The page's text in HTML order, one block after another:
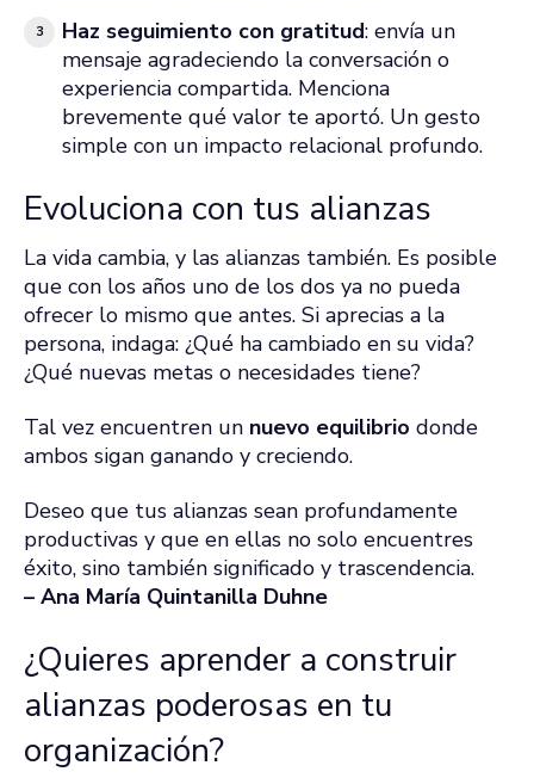
Haz seguimiento con gratitud: envía un
mensaje agradeciendo la conversación o
experiencia compartida. Menciona
brevemente qué valor te aportó. Un gesto
simple con un impacto relacional profundo.
Evoluciona con tus alianzas
La vida cambia, y las alianzas también. Es posible
que con los años uno de los dos ya no pueda
ofrecer lo mismo que antes. Si aprecias a la
persona, indaga: ¿Qué ha cambiado en su vida?
¿Qué nuevas metas o necesidades tiene?
Tal vez encuentren un nuevo equilibrio donde
ambos sigan ganando y creciendo.
Deseo que tus alianzas sean profundamente
productivas y que en ellas no solo encuentres
éxito, sino también significado y trascendencia.
– Ana María Quintanilla Duhne
¿Quieres aprender a construir
alianzas poderosas en tu
organización?